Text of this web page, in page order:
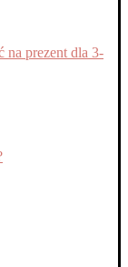
na prezent dla 3-